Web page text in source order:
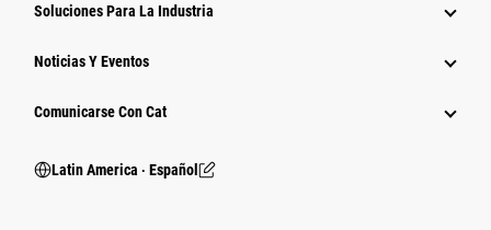
Soluciones Para La Industria
Noticias Y Eventos
Comunicarse Con Cat
Latin America ‧ Español